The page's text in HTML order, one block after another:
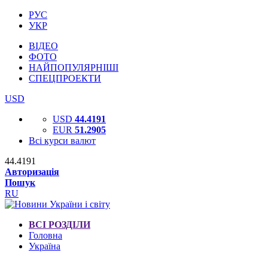
РУС
УКР
ВІДЕО
ФОТО
НАЙПОПУЛЯРНІШІ
СПЕЦПРОЕКТИ
USD
USD 44.4191
EUR 51.2905
Всі курси валют
44.4191
Авторизація
Пошук
RU
ВСІ РОЗДІЛИ
Головна
Україна